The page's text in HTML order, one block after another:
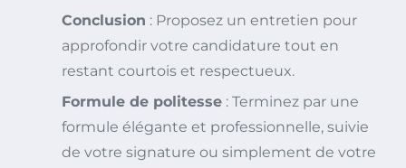
Conclusion : Proposez un entretien pour
approfondir votre candidature tout en
restant courtois et respectueux.
Formule de politesse : Terminez par une
formule élégante et professionnelle, suivie
de votre signature ou simplement de votre